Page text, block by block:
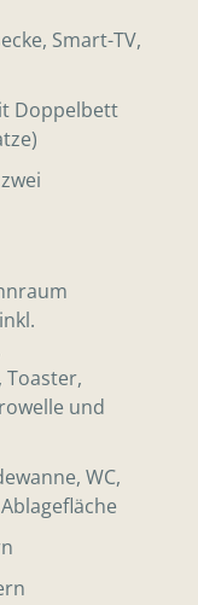
Smart-TV,
Doppelbett
Toaster,
und
WC,